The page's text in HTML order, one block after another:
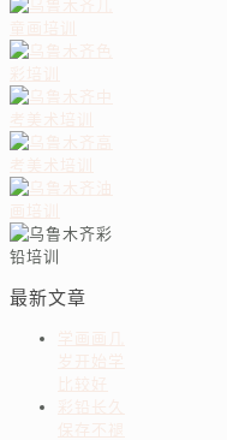
最新文章
学画画几
岁开始学
比较好
彩铅长久
保存不褪